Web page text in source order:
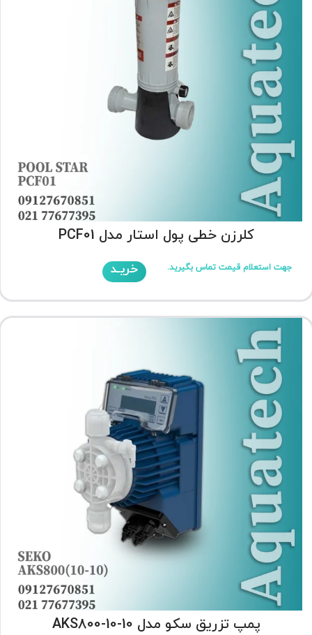
کلرزن خطی پول استار مدل PCF01
جهت استعلام قیمت تماس بگیرید. خریـد
پمپ تزریق سکو مدل AKS800-10-10